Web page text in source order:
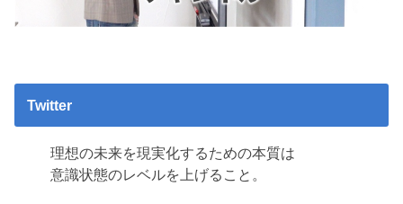
Twitter
理想の未来を現実化するための本質は
意識状態のレベルを上げること。